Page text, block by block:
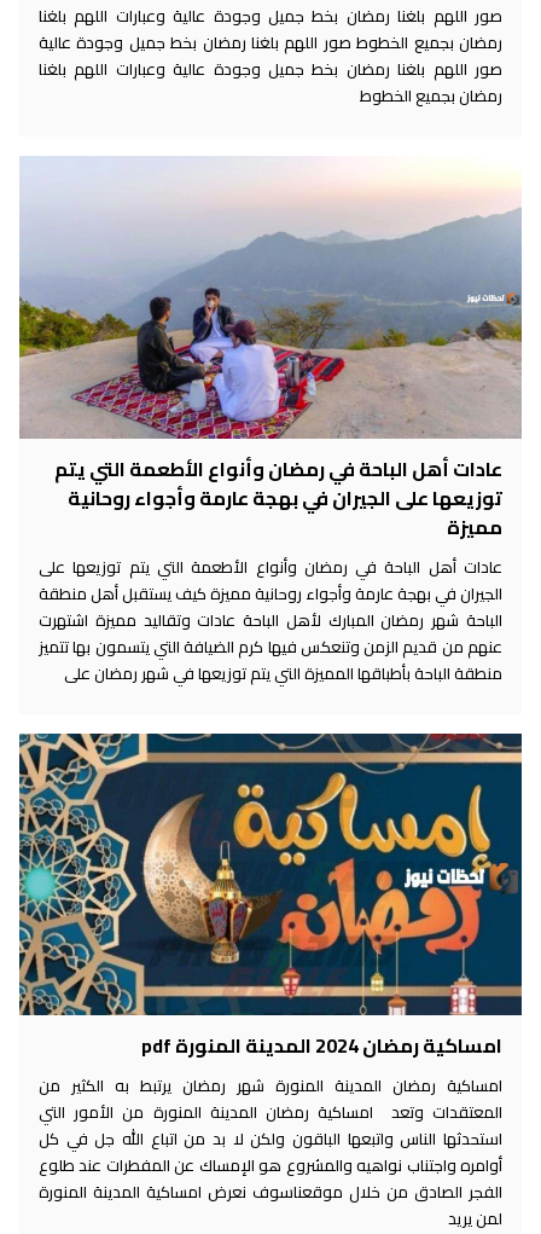
صور اللهم بلغنا رمضان بخط جميل وجودة عالية وعبارات اللهم بلغنا
رمضان بجميع الخطوط صور اللهم بلغنا رمضان بخط جميل وجودة عالية
صور اللهم بلغنا رمضان بخط جميل وجودة عالية وعبارات اللهم بلغنا
رمضان بجميع الخطوط
عادات أهل الباحة في رمضان وأنواع الأطعمة التي يتم
توزيعها على الجيران في بهجة عارمة وأجواء روحانية
مميزة
عادات أهل الباحة في رمضان وأنواع الأطعمة التي يتم توزيعها على
الجيران في بهجة عارمة وأجواء روحانية مميزة كيف يستقبل أهل منطقة
الباحة شهر رمضان المبارك لأهل الباحة عادات وتقاليد مميزة اشتهرت
عنهم من قديم الزمن وتنعكس فيها كرم الضيافة التي يتسمون بها تتميز
منطقة الباحة بأطباقها المميزة التي يتم توزيعها في شهر رمضان على
امساكية رمضان 2024 المدينة المنورة pdf
امساكية رمضان المدينة المنورة شهر رمضان يرتبط به الكثير من
المعتقدات وتعد امساكية رمضان المدينة المنورة من الأمور التي
استحدثها الناس واتبعها الباقون ولكن لا بد من اتباع الله جل في كل
أوامره واجتناب نواهيه والمشروع هو الإمساك عن المفطرات عند طلوع
الفجر الصادق من خلال موقعناسوف نعرض امساكية المدينة المنورة
لمن يريد